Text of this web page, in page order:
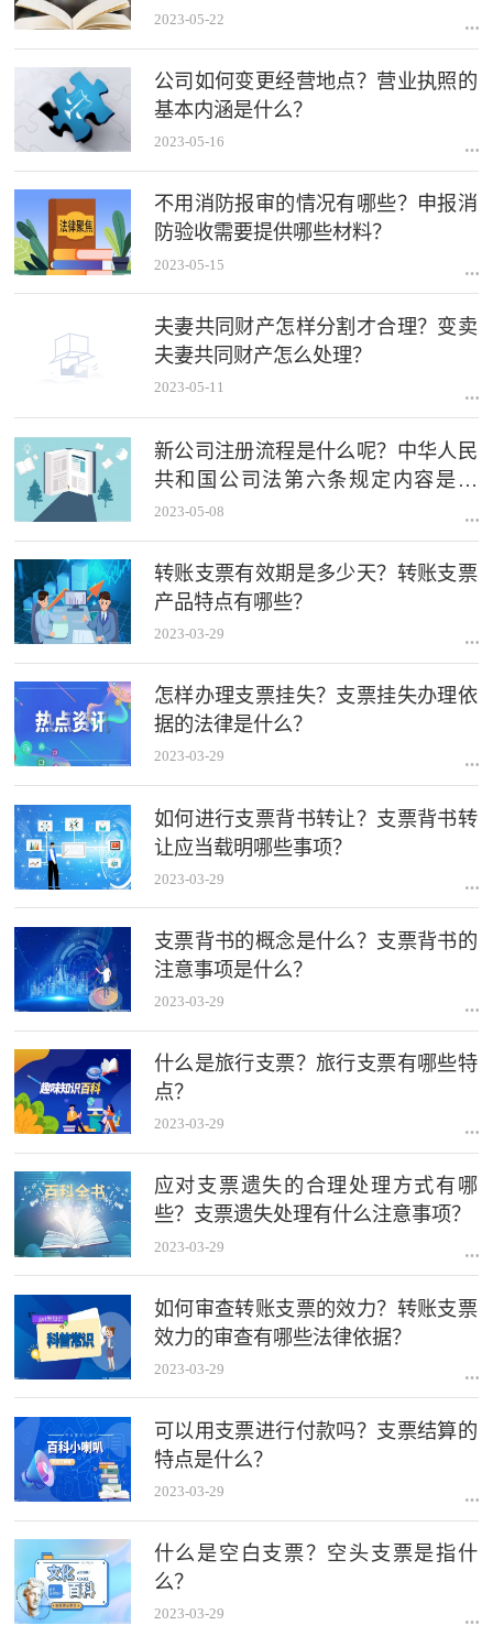
2023-05-22
公司如何变更经营地点？营业执照的
基本内涵是什么？
2023-05-16
不用消防报审的情况有哪些？申报消
防验收需要提供哪些材料？
2023-05-15
夫妻共同财产怎样分割才合理？变卖
夫妻共同财产怎么处理？
2023-05-11
新公司注册流程是什么呢？中华人民
共和国公司法第六条规定内容是什
么？
2023-05-08
转账支票有效期是多少天？转账支票
产品特点有哪些？
2023-03-29
怎样办理支票挂失？支票挂失办理依
据的法律是什么？
2023-03-29
如何进行支票背书转让？支票背书转
让应当载明哪些事项？
2023-03-29
支票背书的概念是什么？支票背书的
注意事项是什么？
2023-03-29
什么是旅行支票？旅行支票有哪些特
点？
2023-03-29
应对支票遗失的合理处理方式有哪
些？支票遗失处理有什么注意事项？
2023-03-29
如何审查转账支票的效力？转账支票
效力的审查有哪些法律依据？
2023-03-29
可以用支票进行付款吗？支票结算的
特点是什么？
2023-03-29
什么是空白支票？空头支票是指什
么？
2023-03-29